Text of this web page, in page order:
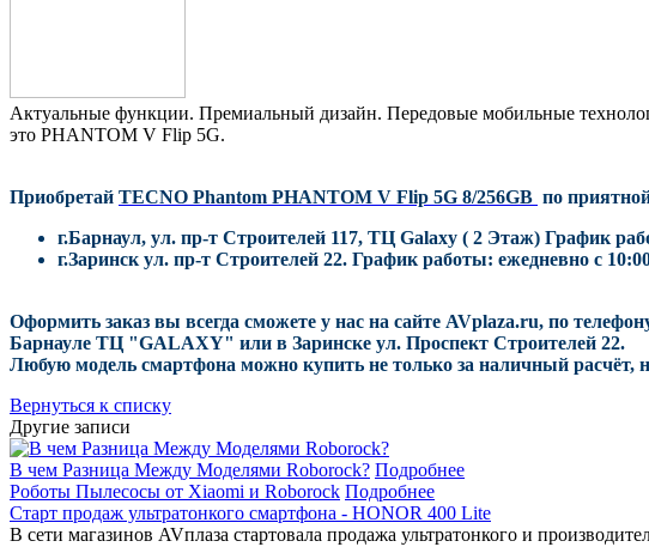
Актуальные функции. Премиальный дизайн. Передовые мобильные
это PHANTOM V Flip 5G.
Приобретай TECNO Phantom PHANTOM V Flip 5G 8/256GB по
г.Барнаул, ул. пр-т Строителей 117, ТЦ Galaxy ( 2 Этаж) График
г.Заринск ул. пр-т Строителей 22. График работы: ежедневно с
Оформить заказ вы всегда сможете у нас на сайте AVplaza.ru, по
Барнауле ТЦ "GALAXY" или в Заринске ул. Проспект Строителей 22.
Любую модель смартфона можно купить не только за наличный
Вернуться к списку
Другие записи
В чем Разница Между Моделями Roborock? Подробнее
Роботы Пылесосы от Xiaomi и Roborock Подробнее
Старт продаж ультратонкого смартфона - HONOR 400 Lite
В сети магазинов AVплаза стартовала продажа ультратонкого и